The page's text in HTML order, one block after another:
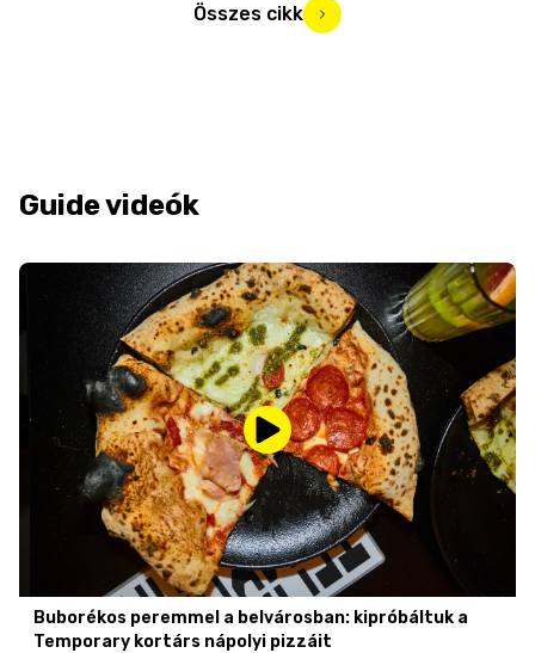
Összes cikk
Guide videók
Buborékos peremmel a belvárosban: kipróbáltuk a
Temporary kortárs nápolyi pizzáit